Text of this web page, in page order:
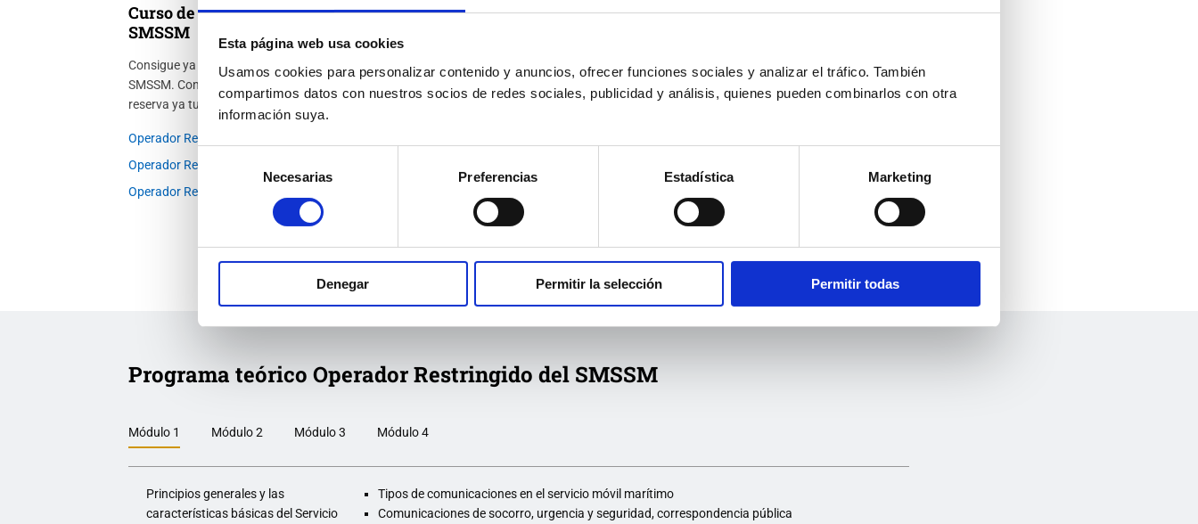
Esta página web usa cookies
Usamos cookies para personalizar contenido y anuncios, ofrecer funciones sociales y analizar el tráfico. También
compartimos datos con nuestros socios de redes sociales, publicidad y análisis, quienes pueden combinarlos con otra
información suya.
consentimiento
Necesarias Preferencias Estadística Marketing
Denegar Permitir la selección Permitir todas
Curso de Operador Restringido del
SMSSM
Consigue ya tu Título de Operador Restringido del
SMSSM. Consulta las próximas fechas de los cursos y
reserva ya tu plaza.
Operador Restringido del SMSSM en Madrid
Operador Restringido del SMSSM en Alicante
Operador Restringido del SMSSM en Sevilla
Curso de Actualización de Operador
Actualiza ya tu titulación de Operador Restringido del
SMSSM. Consulta las próximas fechas de los cursos y
Actualización Operador Restringido del SMSSM en
Alicante
Actualización Operador Restringido del SMSSM en
Sevilla
Programa teórico Operador Restringido del SMSSM
Módulo 1 Módulo 2 Módulo 3 Módulo 4
Principios generales y las
características básicas del Servicio
Tipos de comunicaciones en el servicio móvil marítimo
Comunicaciones de socorro, urgencia y seguridad, correspondencia pública